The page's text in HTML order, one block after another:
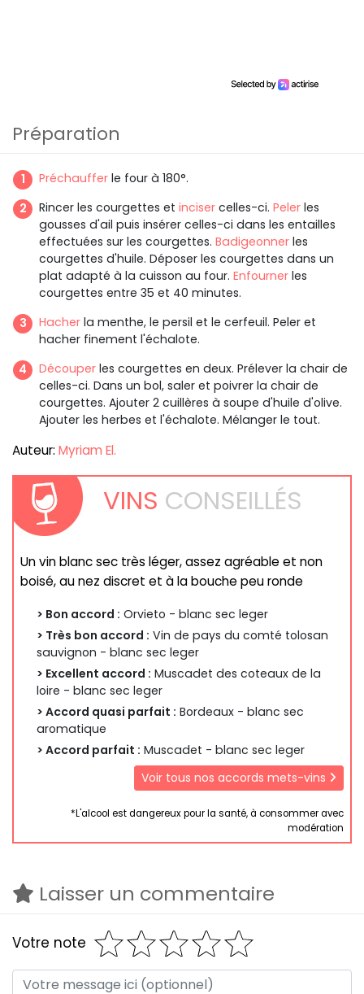
Préparation
Préchauffer le four à 180°.
Rincer les courgettes et inciser celles-ci. Peler les
gousses d'ail puis insérer celles-ci dans les entailles
effectuées sur les courgettes. Badigeonner les
courgettes d'huile. Déposer les courgettes dans un
plat adapté à la cuisson au four. Enfourner les
courgettes entre 35 et 40 minutes.
Hacher la menthe, le persil et le cerfeuil. Peler et
hacher finement l'échalote.
Découper les courgettes en deux. Prélever la chair de
celles-ci. Dans un bol, saler et poivrer la chair de
courgettes. Ajouter 2 cuillères à soupe d'huile d'olive.
Ajouter les herbes et l'échalote. Mélanger le tout.
Auteur: Myriam El.
VINS CONSEILLÉS
Un vin blanc sec très léger, assez agréable et non
boisé, au nez discret et à la bouche peu ronde
> Bon accord : Orvieto - blanc sec leger
> Très bon accord : Vin de pays du comté tolosan
sauvignon - blanc sec leger
> Excellent accord : Muscadet des coteaux de la
loire - blanc sec leger
> Accord quasi parfait : Bordeaux - blanc sec
aromatique
> Accord parfait : Muscadet - blanc sec leger
Voir tous nos accords mets-vins
*L'alcool est dangereux pour la santé, à consommer avec
modération
Laisser un commentaire
Votre note